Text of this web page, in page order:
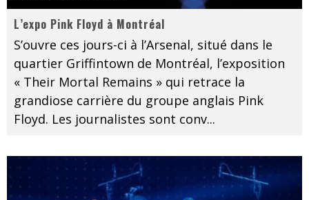
L’expo Pink Floyd à Montréal
S’ouvre ces jours-ci à l’Arsenal, situé dans le
quartier Griffintown de Montréal, l’exposition
« Their Mortal Remains » qui retrace la
grandiose carrière du groupe anglais Pink
Floyd. Les journalistes sont conv...